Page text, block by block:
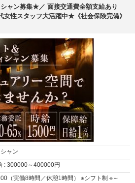
ャン募集★／ 面接交通費全額支給あり
性スタッフ大活躍中★《社会保険完備》
ャン
: 300000～400000円
（実働8時間／休憩1時間） ※シフト制 ※～